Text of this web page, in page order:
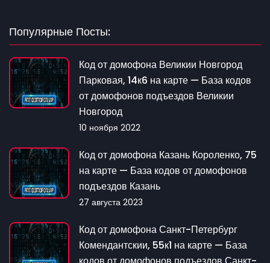
Популярные Посты:
Код от домофона Великии Новгород
Парковая, 14к6 на карте — База кодов
от домофонов подъездов Великии
Новгород
10 ноября 2022
Код от домофона Казань Короленко, 75
на карте — База кодов от домофонов
подъездов Казань
27 августа 2023
Код от домофона Санкт-Петербург
Комендантскии, 55к1 на карте — База